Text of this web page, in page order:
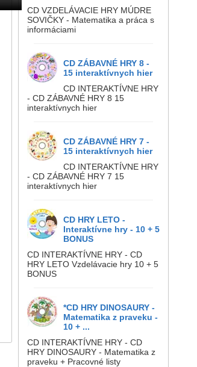
CD VZDELÁVACIE HRY MÚDRE
SOVIČKY - Matematika a práca s
informáciami
CD ZÁBAVNÉ HRY 8 -
15 interaktívnych hier
CD INTERAKTÍVNE HRY
- CD ZÁBAVNÉ HRY 8 15
interaktívnych hier
CD ZÁBAVNÉ HRY 7 -
15 interaktívnych hier
CD INTERAKTÍVNE HRY
- CD ZÁBAVNÉ HRY 7 15
interaktívnych hier
CD HRY LETO -
Interaktívne hry - 10 + 5
BONUS
CD INTERAKTÍVNE HRY - CD
HRY LETO Vzdelávacie hry 10 + 5
BONUS
*CD HRY DINOSAURY -
Matematika z praveku -
10 + ...
CD INTERAKTÍVNE HRY - CD
HRY DINOSAURY - Matematika z
praveku + Pracovné listy